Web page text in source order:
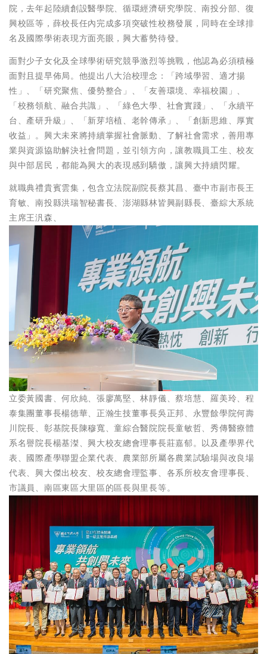
院，去年起陸續創設醫學院、循環經濟研究學院、南投分部、復
興校區等，薛校長任內完成多項突破性校務發展，同時在全球排
名及國際學術表現方面亮眼，興大蓄勢待發。
面對少子女化及全球學術研究競爭激烈等挑戰，他認為必須積極
面對且提早佈局。他提出八大治校理念：「跨域學習、適才揚
性」、「研究聚焦、優勢整合」、「友善環境、幸福校園」、
「校務領航、融合共識」、「綠色大學、社會實踐」、「永續平
台、產研升級」、「新芽培植、老幹傳承」、「創新思維、厚實
收益」。興大未來將持續掌握社會脈動、了解社會需求，善用專
業與資源協助解決社會問題，並引領方向，讓教職員工生、校友
與中部居民，都能為興大的表現感到驕傲，讓興大持續閃耀。
就職典禮貴賓雲集，包含立法院副院長蔡其昌、臺中市副市長王
育敏、南投縣洪瑞智秘書長、澎湖縣林皆興副縣長、臺綜大系統
主席王汎森、
立委黃國書、何欣純、張廖萬堅、林靜儀、蔡培慧、羅美玲、程
泰集團董事長楊德華、正瀚生技董事長吳正邦、永豐餘學院何壽
川院長、彰基院長陳穆寬、童綜合醫院院長童敏哲、秀傳醫療體
系名譽院長楊基滐、興大校友總會理事長莊嘉郁。以及產學界代
表、國際產學聯盟企業代表、農業部所屬各農業試驗場與改良場
代表、興大傑出校友、校友總會理監事、各系所校友會理事長、
市議員、南區東區大里區的區長與里長等。